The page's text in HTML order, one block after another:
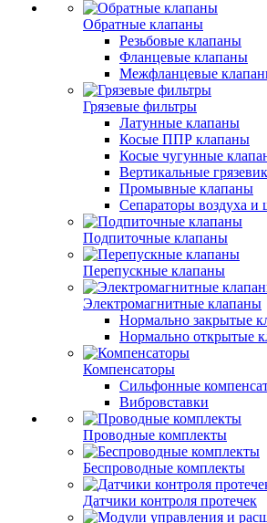
Обратные клапаны
Резьбовые клапаны
Фланцевые клапаны
Межфланцевые
Грязевые фильтры
Латунные клапаны
Косые ППР клапаны
Косые чугунные
Вертикальные
Промывные клапаны
Сепараторы воздуха и
Подпиточные клапаны
Перепускные клапаны
Электромагнитные клапаны
Нормально закрытые
Нормально открытые
Компенсаторы
Сильфонные
Вибровставки
Проводные комплекты
Беспроводные комплекты
Датчики контроля протечек